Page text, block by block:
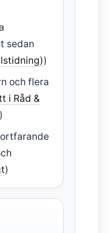
sedan
)
och flera
i Råd &
)
)